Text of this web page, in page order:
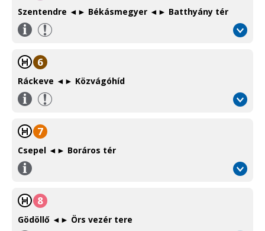
Szentendre ◄► Békásmegyer ◄► Batthyány tér
Információ
Information
6
Ráckeve ◄► Közvágóhíd
Információ
Information
7
Csepel ◄► Boráros tér
Információ
Information
8
Gödöllő ◄► Örs vezér tere